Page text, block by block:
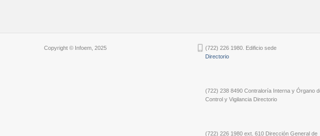
Copyright © Infoem, 2025
(722) 226 1980. Edificio sede
Directorio
(722) 238 8490 Contraloría Interna y Órgano
Control y Vigilancia Directorio
(722) 226 1980 ext. 610 Dirección General de